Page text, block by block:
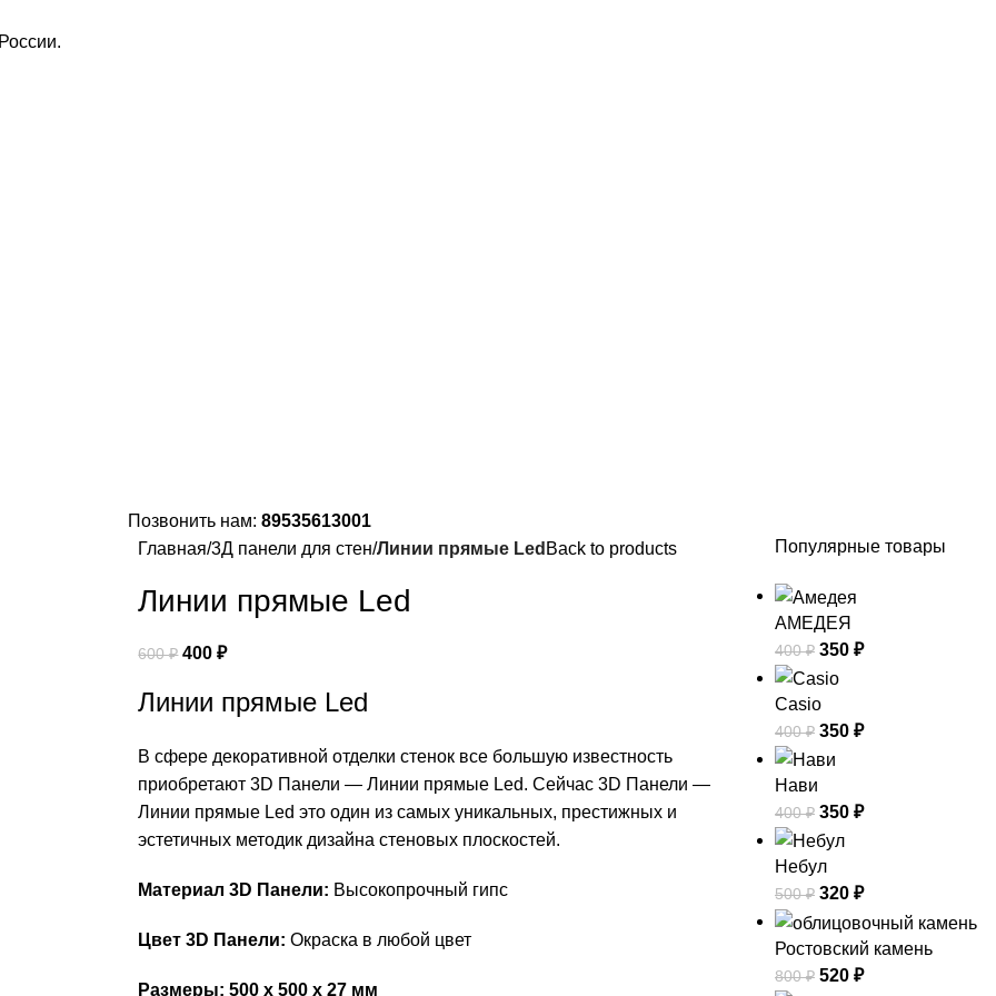
Позвонить нам: 89535613001
Главная 3Д панели для стен Линии прямые Led Back to products
Линии прямые Led
600₽ 400₽
Линии прямые Led
В сфере декоративной отделки стенок все большую известность
приобретают 3D Панели — Линии прямые Led. Сейчас 3D Панели —
Линии прямые Led это один из самых уникальных, престижных и
эстетичных методик дизайна стеновых плоскостей.
Материал 3D Панели: Высокопрочный гипс
Цвет 3D Панели: Окраска в любой цвет
Размеры: 500 х 500 х 27 мм
Популярные товары
АМЕДЕЯ
400₽ 350 ₽
Casio
400₽ 350 ₽
Нави
400₽ 350 ₽
Небул
500₽ 320 ₽
Ростовский камень
800₽ 520 ₽